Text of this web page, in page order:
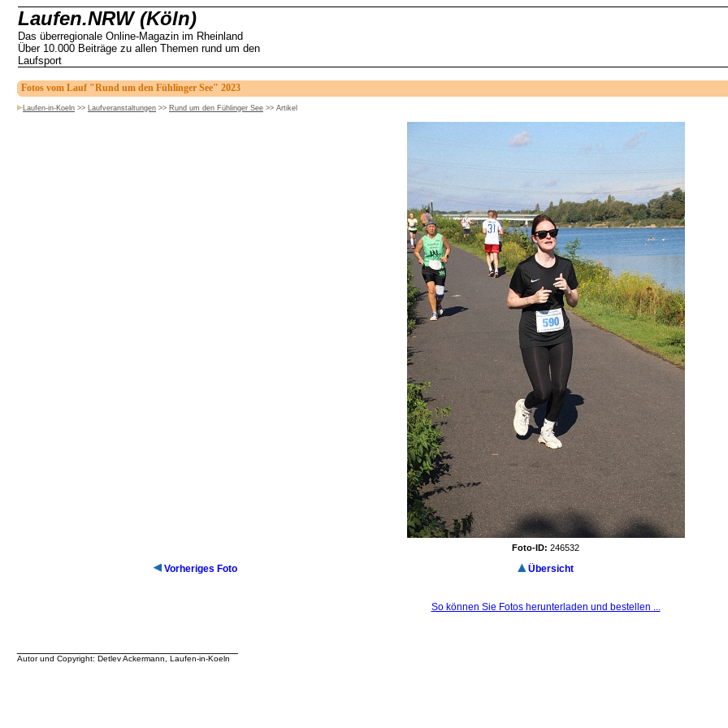
Laufen.NRW (Köln)
Das überregionale Online-Magazin im Rheinland
Über 10.000 Beiträge zu allen Themen rund um den
Laufsport
Fotos vom Lauf "Rund um den Fühlinger See" 2023
Laufen-in-Koeln >> Laufveranstaltungen >> Rund um den Fühlinger See >> Artikel
Foto-ID: 246532
Vorheriges Foto Übersicht
So können Sie Fotos herunterladen und bestellen ...
Autor und Copyright: Detlev Ackermann, Laufen-in-Koeln